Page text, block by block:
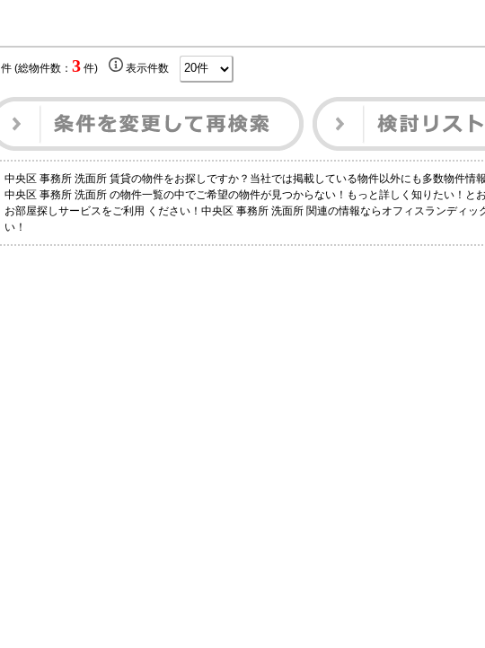
件 (総物件数： 3件) 表示件数
中央区 事務所 洗面所 賃貸の物件をお探しですか？当社では掲載している物件以外にも多数物件情
中央区 事務所 洗面所 の物件一覧の中でご希望の物件が見つからない！もっと詳しく知りたい！と
お部屋探しサービスをご利用 ください！中央区 事務所 洗面所 関連の情報ならオフィスランディッ
い！